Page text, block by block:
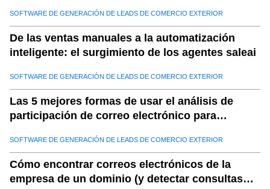
competitiva
14. a. Fabricación
15. b. Minorista y comercio electrónico
16. c. Logística y cadena de suministro
17.
d. Exportar/import
20. Conclusión: obtenga una ventaja competitiva con los
datos de MCP de Saleeai
SOFTWARE DE GENERACIÓN DE LEADS DE COMERCIO EXTERIOR
De las ventas manuales a la automatización
inteligente: el surgimiento de los agentes saleai
SOFTWARE DE GENERACIÓN DE LEADS DE COMERCIO EXTERIOR
Las 5 mejores formas de usar el análisis de
participación de correo electrónico para
SOFTWARE DE GENERACIÓN DE LEADS DE COMERCIO EXTERIOR
Cómo encontrar correos electrónicos de la
empresa de un dominio (y detectar consultas